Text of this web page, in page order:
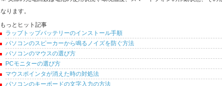
なります。
もっとヒット記事
ラップトップバッテリーのインストール手順
パソコンのスピーカーから鳴るノイズを防ぐ方法
パソコンのマウスの選び方
PCモニターの選び方
マウスポインタが消えた時の対処法
パソコンのキーボードの文字入力の方法